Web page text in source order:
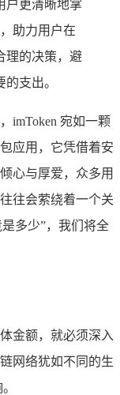
户更清晰地掌
助力用户在
理的决策，避
支出。
imToken 宛如一颗
应用，它凭借着安
心与厚爱，众多用
往会萦绕着一个关
多少”，我们将全
金额，就必须深入
网络犹如不同的生